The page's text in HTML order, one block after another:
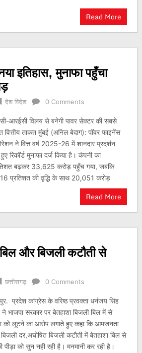
Read More
इतिहास, मुनाफा पहुँचा
देश विदेश 0 Comments
आरईसी विलय से बनेगी पावर सेक्टर की सबसे
वित्तीय ताकत मुंबई (अनिल बेदाग): पॉवर फाइनेंस
ने वित्त वर्ष 2025-26 में शानदार प्रदर्शन
रिकॉर्ड मुनाफा दर्ज किया है। कंपनी का
बढ़कर 33,625 करोड़ पहुँच गया, जबकि
प्रतिशत की वृद्धि के साथ 20,051 करोड़
Read More
और बिजली कटौती से
छत्तीसगढ़ 0 Comments
प्रदेश कांग्रेस के वरिष्ठ प्रवक्ता धनंजय सिंह
ने भाजपा सरकार पर बेतहाशा बिजली बिल में से
को लूटने का आरोप लगाते हुए कहा कि आमजनता
बिजली दर,अघोषित बिजली कटौती में बेतहाशा बिल से
को सुन नही रही है। मनमानी कर रही है।